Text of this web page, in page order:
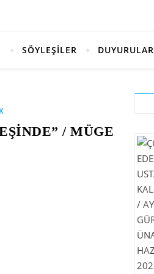
SÖYLEŞİLER DUYURULAR
/ MÜGE